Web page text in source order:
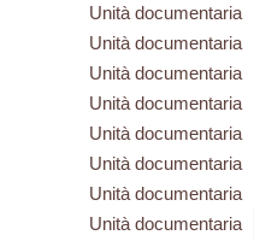
Unità documentaria
Unità documentaria
Unità documentaria
Unità documentaria
Unità documentaria
Unità documentaria
Unità documentaria
Unità documentaria